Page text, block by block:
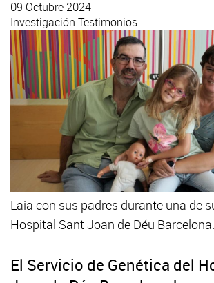
09 Octubre 2024
Investigación Testimonios
Laia con sus padres durante una de
Hospital Sant Joan de Déu Barcelona.
El Servicio de Genética del